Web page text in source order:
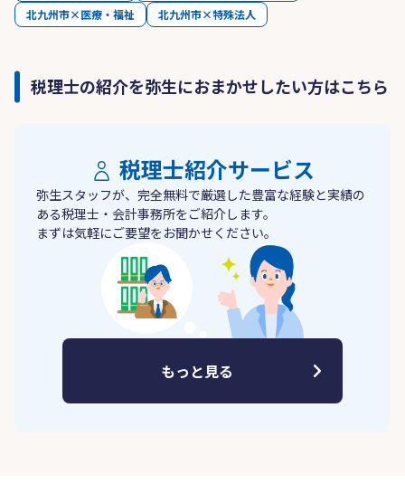
北九州市×医療・福祉
北九州市×特殊法人
税理士の紹介を弥生におまかせしたい方はこちら
税理士紹介サービス
弥生スタッフが、完全無料で厳選した豊富な経験と実績の
ある税理士・会計事務所をご紹介します。
まずは気軽にご要望をお聞かせください。
もっと見る